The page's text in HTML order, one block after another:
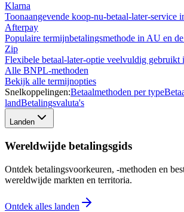
Klarna
Toonaangevende koop-nu-betaal-later-service
Afterpay
Populaire termijnbetalingsmethode in AU en
Zip
Flexibele betaal-later-optie veelvuldig gebruikt
Alle BNPL-methoden
Bekijk alle termijnopties
Snelkoppelingen:Betaalmethoden per type
landBetalingsvaluta's
Landen
Wereldwijde betalingsgids
Ontdek betalingsvoorkeuren, -methoden en
wereldwijde markten en territoria.
Ontdek alles landen